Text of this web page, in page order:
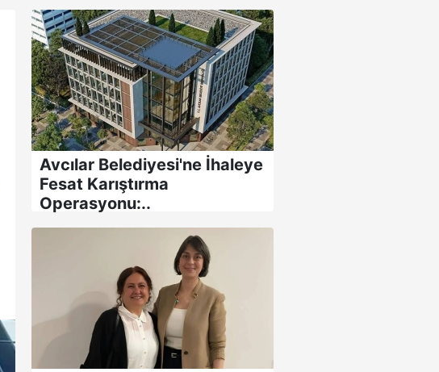
Avcılar Belediyesi'ne İhaleye
Fesat Karıştırma
Operasyonu:..